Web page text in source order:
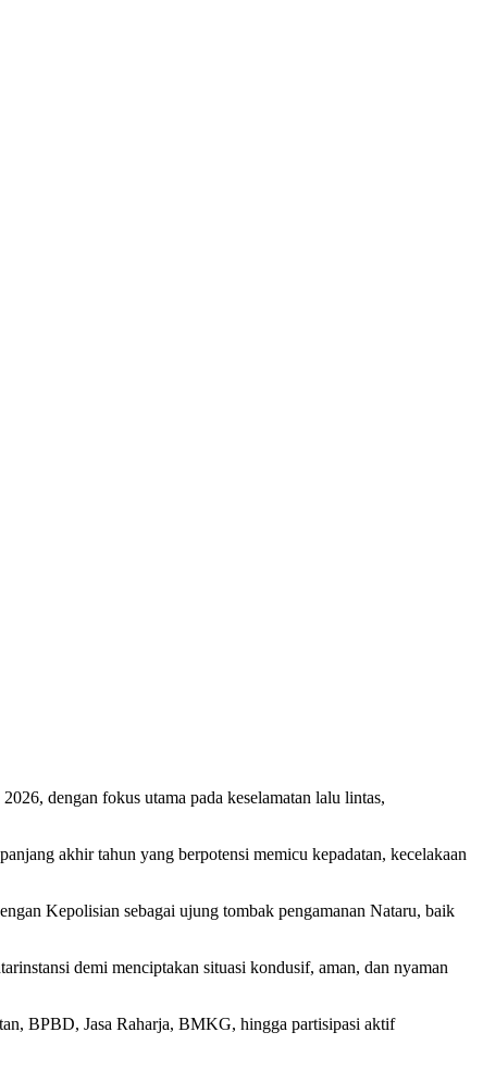
dengan fokus utama pada keselamatan lalu lintas,
akhir tahun yang berpotensi memicu kepadatan, kecelakaan
Kepolisian sebagai ujung tombak pengamanan Nataru, baik
demi menciptakan situasi kondusif, aman, dan nyaman
BPBD, Jasa Raharja, BMKG, hingga partisipasi aktif